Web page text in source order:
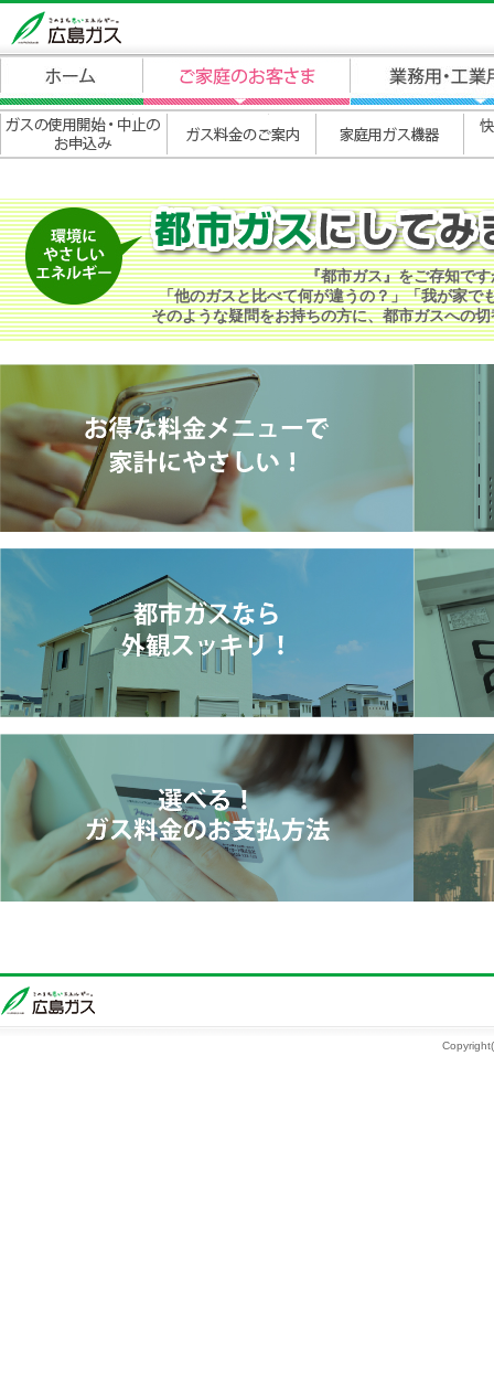
『都市ガス』をご存知です
「他のガスと比べて何が違うの？」「我が家で
そのような疑問をお持ちの方に、都市ガスへの